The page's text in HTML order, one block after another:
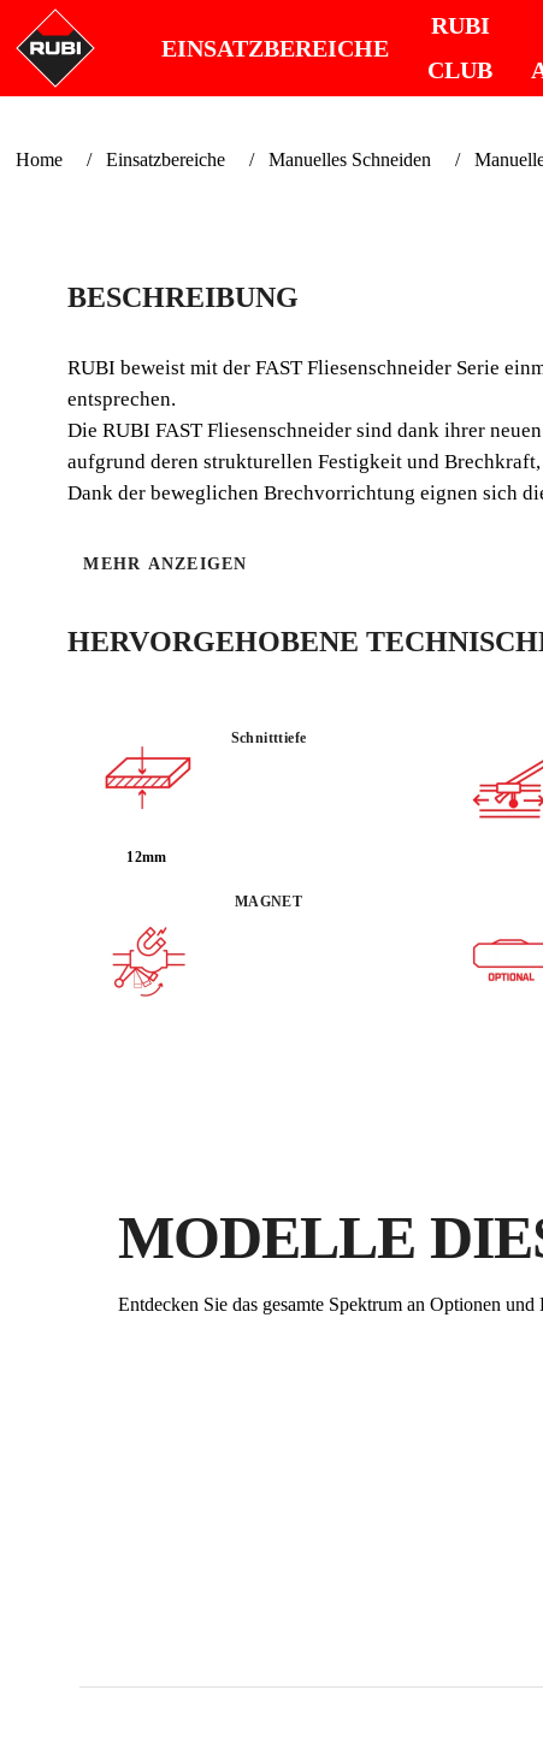
EINSATZBEREICHE
RUBI
CLUB
Home Einsatzbereiche Manuelles Schneiden
BESCHREIBUNG
RUBI beweist mit der FAST Fliesenschneider Serie
entsprechen.
Die RUBI FAST Fliesenschneider sind dank ihrer
aufgrund deren strukturellen Festigkeit und Brechkraft,
Dank der beweglichen Brechvorrichtung eignen sich
MEHR ANZEIGEN
HERVORGEHOBENE
Schnitttiefe
12mm
MAGNET
MODELLE
Entdecken Sie das gesamte Spektrum an Optionen